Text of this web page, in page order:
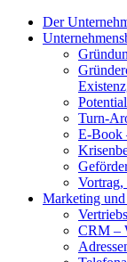
Der
Turn-
E-Book
Vortrag,
Marketing
CRM –